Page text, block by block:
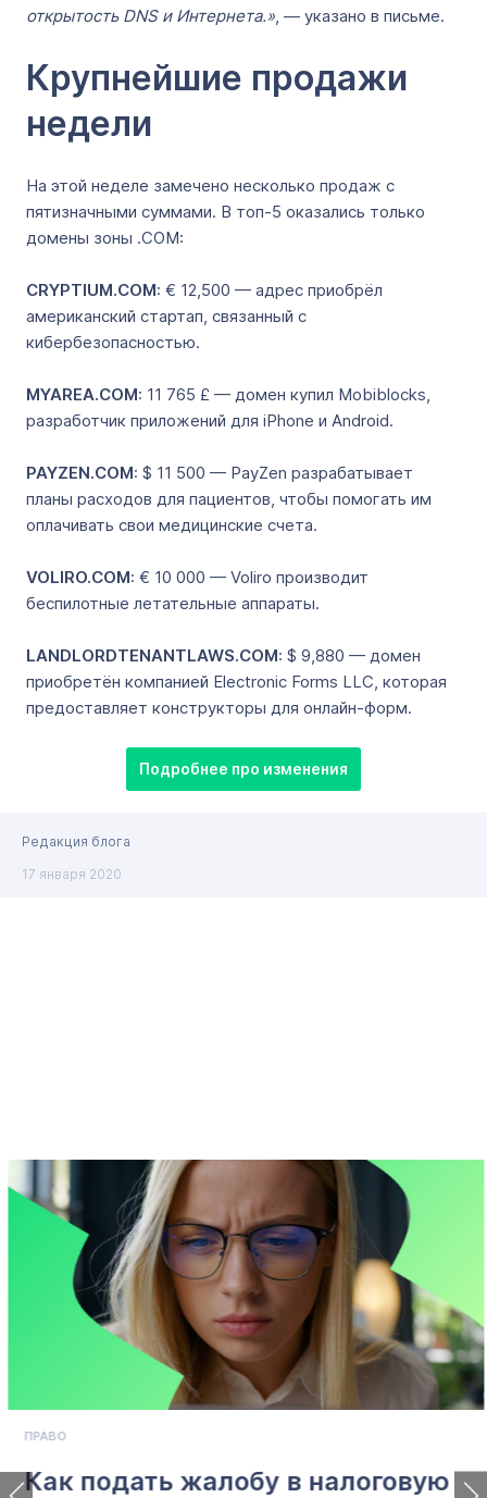
открытость DNS и Интернета.», — указано в письме.
Крупнейшие продажи
недели
На этой неделе замечено несколько продаж с
пятизначными суммами. В топ-5 оказались только
домены зоны .COM:
CRYPTIUM.COM: € 12,500 — адрес приобрёл
американский стартап, связанный с
кибербезопасностью.
MYAREA.COM: 11 765 £ — домен купил Mobiblocks,
разработчик приложений для iPhone и Android.
PAYZEN.COM: $ 11 500 — PayZen разрабатывает
планы расходов для пациентов, чтобы помогать им
оплачивать свои медицинские счета.
VOLIRO.COM: € 10 000 — Voliro производит
беспилотные летательные аппараты.
LANDLORDTENANTLAWS.COM: $ 9,880 — домен
приобретён компанией Electronic Forms LLC, которая
предоставляет конструкторы для онлайн-форм.
Подробнее про изменения
Редакция блога
17 января 2020
ПРАВО
Как подать жалобу в налоговую